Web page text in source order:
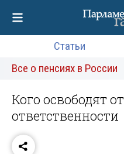
Статьи
Все о пенсиях в России
Кого освободят
ответственности